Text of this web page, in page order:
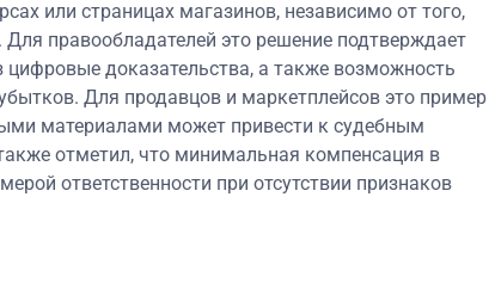
или страницах магазинов, независимо от того,
правообладателей это решение подтверждает
доказательства, а также возможность
Для продавцов и маркетплейсов это пример
материалами может привести к судебным
отметил, что минимальная компенсация в
ответственности при отсутствии признаков